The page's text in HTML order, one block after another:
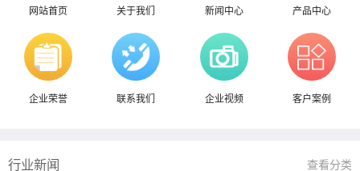
网站首页 关于我们 新闻中心 产品中心
企业荣誉 联系我们 企业视频 客户案例
行业新闻 查看分类